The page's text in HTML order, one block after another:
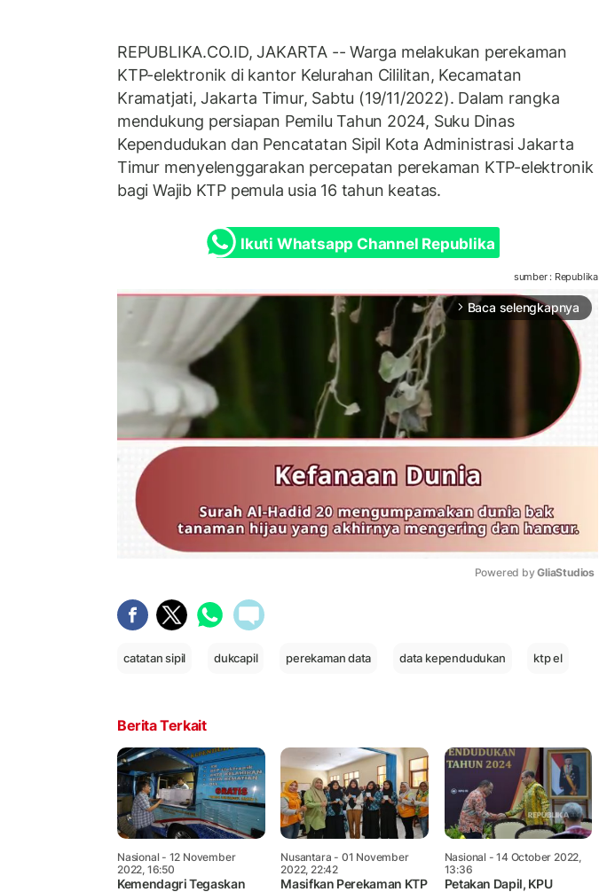
REPUBLIKA.CO.ID, JAKARTA -- Warga melakukan perekaman
KTP-elektronik di kantor Kelurahan Cililitan, Kecamatan
Kramatjati, Jakarta Timur, Sabtu (19/11/2022). Dalam rangka
mendukung persiapan Pemilu Tahun 2024, Suku Dinas
Kependudukan dan Pencatatan Sipil Kota Administrasi Jakarta
Timur menyelenggarakan percepatan perekaman KTP-elektronik
bagi Wajib KTP pemula usia 16 tahun keatas.
Ikuti Whatsapp Channel Republika
sumber : Republika
arrow_forward_ios Baca selengkapnya
Powered by GliaStudios
catatan sipil dukcapil perekaman data data kependudukan ktp el
Berita Terkait
Nasional - 12 November
2022, 16:50
Kemendagri Tegaskan
Nusantara - 01 November
2022, 22:42
Masifkan Perekaman KTP
Nasional - 14 October 2022,
13:36
Petakan Dapil, KPU